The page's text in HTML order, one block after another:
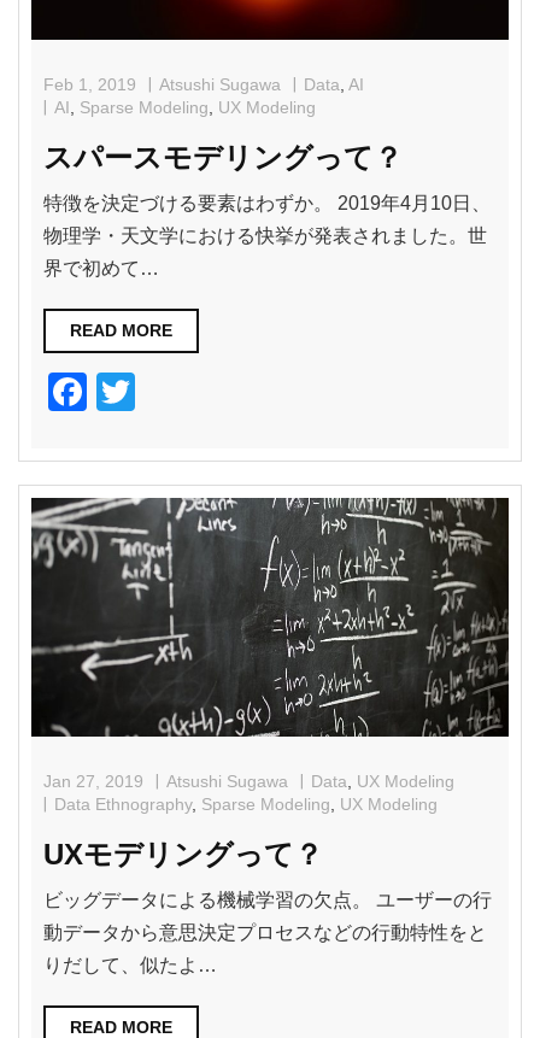
Feb 1, 2019 Atsushi Sugawa Data AI
AI
Sparse Modeling UX Modeling
スパースモデリングって？
特徴を決定づける要素はわずか。 2019年4月10日、
物理学・天文学における快挙が発表されました。世
界で初めて…
READ MORE
F
c
e
b
k
tt
er
Jan 27, 2019 Atsushi Sugawa Data
UX Modeling
Data Ethnography, Sparse Modeling UX Modeling
UXモデリングって？
ビッグデータによる機械学習の欠点。 ユーザーの行
動データから意思決定プロセスなどの行動特性をと
りだして、似たよ…
READ MORE